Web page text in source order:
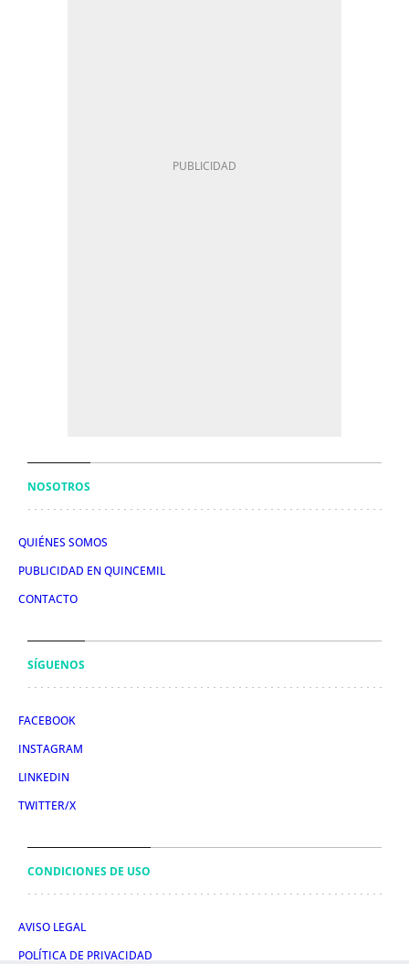
NOSOTROS
QUIÉNES SOMOS
PUBLICIDAD EN QUINCEMIL
CONTACTO
SÍGUENOS
FACEBOOK
INSTAGRAM
LINKEDIN
TWITTER/X
CONDICIONES DE USO
AVISO LEGAL
POLÍTICA DE PRIVACIDAD